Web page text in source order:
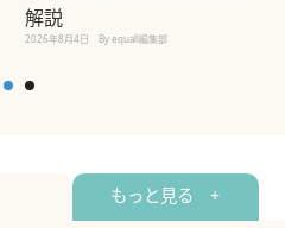
解説
2026年8月4日 By equall編集部
もっと見る +